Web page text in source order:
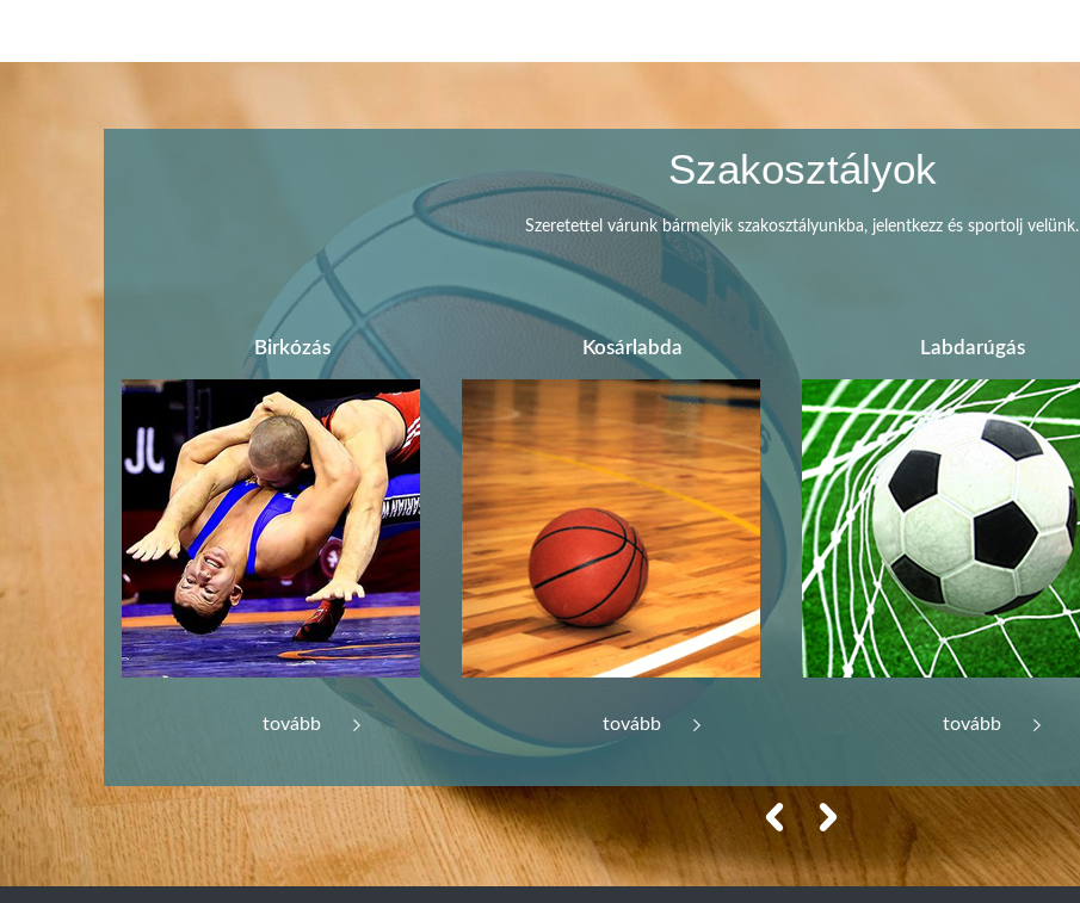
Szakosztályok
Szeretettel várunk bármelyik szakosztályunkba, jelentkezz és sportolj velünk.
Birkózás
tovább
Kosárlabda
tovább
Labdarúgás
tovább